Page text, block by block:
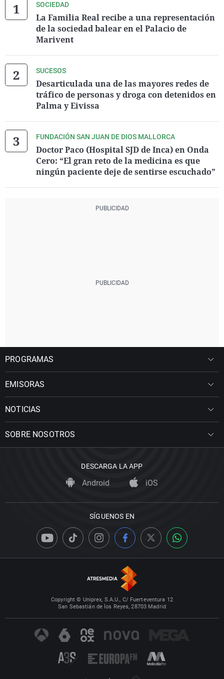
SOCIEDAD
La Familia Real recibe a una representación
de la sociedad balear en el Palacio de
Marivent
SUCESOS
Desarticulada una de las mayores redes de
tráfico de personas y droga con detenidos en
Palma y Eivissa
FUNDACIÓN SAN JUAN DE DIOS MALLORCA
Doctor Paco (Hospital SJD de Inca) en Onda
Cero: “El gran reto de la medicina es que
ningún paciente deje de sentirse escuchado”
PROGRAMAS
EMISORAS
NOTICIAS
SOBRE NOSOTROS
DESCARGA LA APP
Android iOS
SÍGUENOS EN
Copyright © Uniprex, S.A.U., C/ Fuerteventura 12
San Sebastián de los Reyes, 28703 Madrid